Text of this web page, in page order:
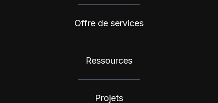
Offre de services
Ressources
Projets